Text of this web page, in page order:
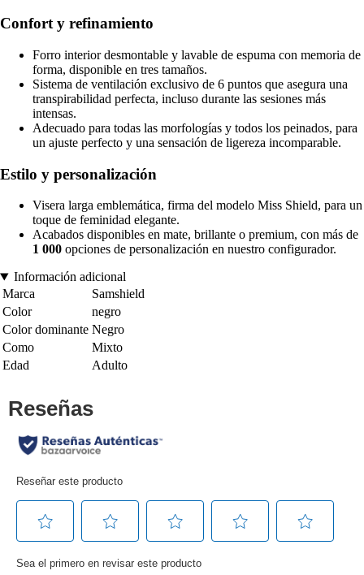
Confort y refinamiento
Forro interior desmontable y lavable de espuma con memoria de
forma, disponible en tres tamaños.
Sistema de ventilación exclusivo de 6 puntos que asegura una
transpirabilidad perfecta, incluso durante las sesiones más
intensas.
Adecuado para todas las morfologías y todos los peinados, para
un ajuste perfecto y una sensación de ligereza incomparable.
Estilo y personalización
Visera larga emblemática, firma del modelo Miss Shield, para un
toque de feminidad elegante.
Acabados disponibles en mate, brillante o premium, con más de
1 000 opciones de personalización en nuestro configurador.
Información adicional
Marca
Samshield
Color
negro
Color dominante Negro
Como
Mixto
Edad
Adulto